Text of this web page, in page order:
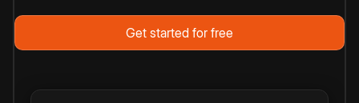
Get started for free